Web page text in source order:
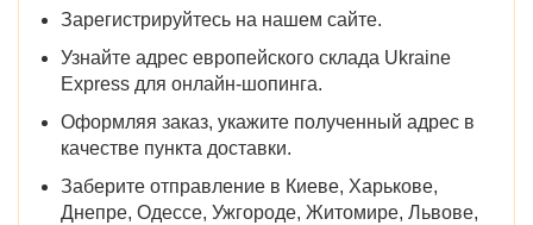
Зарегистрируйтесь на нашем сайте.
Узнайте адрес европейского склада Ukraine
Express для онлайн-шопинга.
Оформляя заказ, укажите полученный адрес в
качестве пункта доставки.
Заберите отправление в Киеве, Харькове,
Днепре, Одессе, Ужгороде, Житомире, Львове,